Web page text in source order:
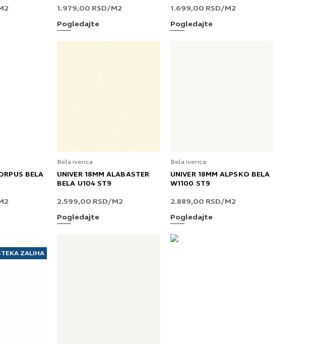
1.979,00 RSD/M2
Pogledajte
1.699,00 RSD/M2
Pogledajte
BELA
Bela iverica
UNIVER 18MM ALABASTER
BELA U104 ST9
2.599,00 RSD/M2
Pogledajte
Bela iverica
UNIVER 18MM ALPSKO BELA
W1100 ST9
2.889,00 RSD/M2
Pogledajte
ZALIHA